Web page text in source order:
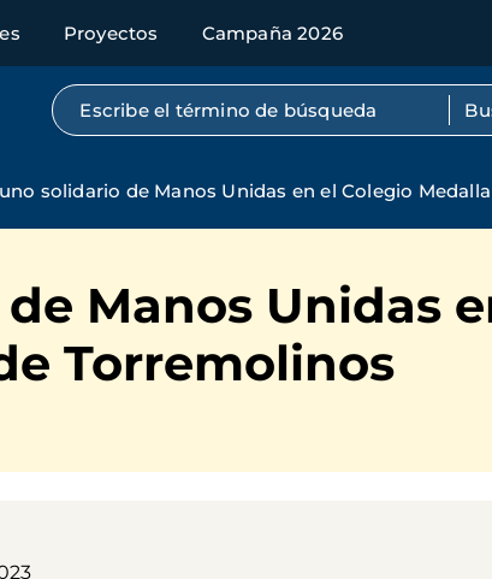
Proyectos Campaña 2026
Búsqueda por texto completo
solidario de Manos Unidas en el Colegio
Manos Unidas
Torremolinos